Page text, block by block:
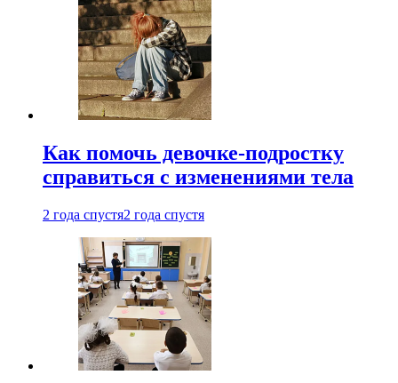
Как помочь девочке-подростку
справиться с изменениями тела
2 года спустя2 года спустя